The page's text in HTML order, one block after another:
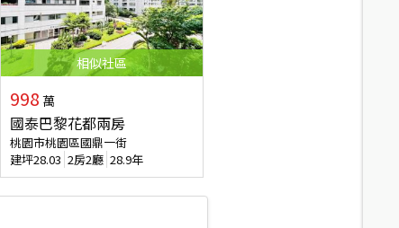
相似社區
998 萬
國泰巴黎花都兩房
桃園市桃園區國鼎一街
建坪28.03 2房2廳 28.9年